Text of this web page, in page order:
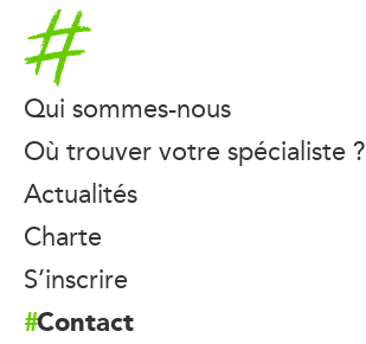
Accueil
Qui sommes-nous
Où trouver votre spécialiste ?
Actualités
Charte
S’inscrire
Contact